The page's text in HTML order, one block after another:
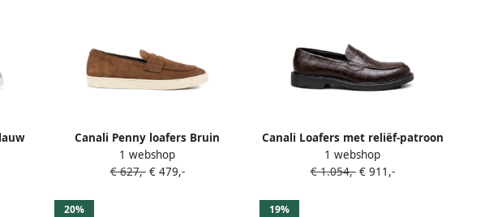
Canali Penny loafers Bruin
1 webshop
€ 627,-€ 479,-
Canali Loafers met reliëf-patroon
Bruin
1 webshop
€ 1.054,-€ 911,-
20% 19%